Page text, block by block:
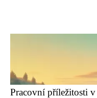
Pracovní příležitosti